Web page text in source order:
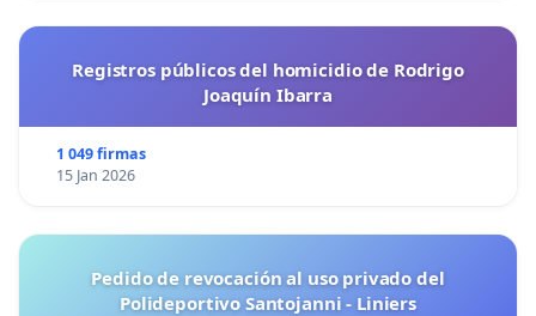
Registros públicos del homicidio de Rodrigo
Joaquín Ibarra
1 049 firmas
15 Jan 2026
Pedido de revocación al uso privado del
Polideportivo Santojanni - Liniers